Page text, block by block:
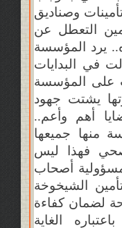
وصناديق
التعطل عن
يرد المؤسسة
في البدايات
على المؤسسة
يشتت جهود
أهم وأعم..
منها جميعها
فهذا ليس
أصحاب
الشيخوخة
لضمان كفاءة
الغاية